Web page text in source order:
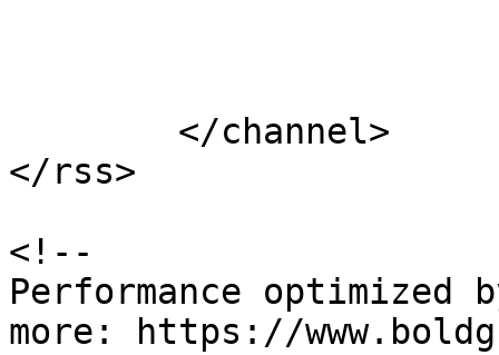
</rss>
<!--
Performance optimized
more: https://